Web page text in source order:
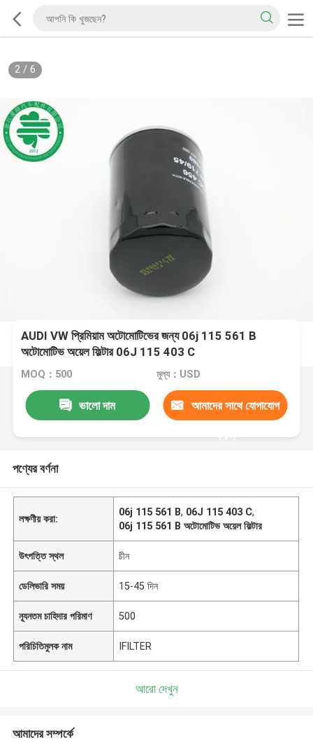
2/ 6
AUDI VW প্রিমিয়াম অটোমোটিভের জন্য 06j 115 561 B
অটোমোটিভ অয়েল ফিল্টার 06J 115 403 C
MOQ：500 মূল্য：USD
ভালো দাম আমাদের সাথে যোগাযোগ
করুন
পণ্যের বর্ণনা
লক্ষণীয় করা:
06j 115 561 B, 06J 115 403 C,
06j 115 561 B অটোমোটিভ অয়েল ফিল্টার
উৎপত্তি স্থল চীন
ডেলিভারি সময় 15-45 দিন
ন্যূনতম চাহিদার পরিমাণ 500
পরিচিতিমুলক নাম IFILTER
আরো দেখুন
আমাদের সম্পর্কে